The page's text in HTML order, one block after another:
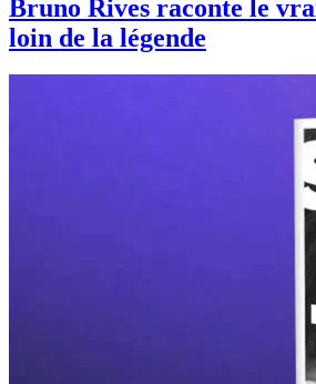
Bruno Rives raconte le
loin de la légende